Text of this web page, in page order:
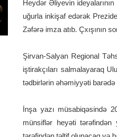
Heydər Əliyevin
uğurla inkişaf edərək
Zəfərə imza atıb. Çxışının
Şirvan-Salyan Regional
iştirakçıları salmalayaraq
tədbirlərin əhəmiyyəti barədə
İnşa yazı müsabiqəsində
münsiflər heyəti tərəfindən